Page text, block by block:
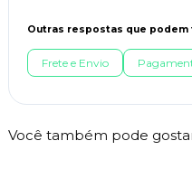
Outras respostas que podem
Frete e Envio
Você também pode